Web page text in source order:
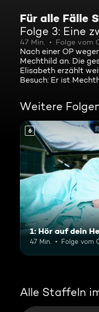
Für alle Fälle
Folge 3: Eine
47 Min. Folge vom
Nach einer OP
Mechthild an. Die
Elisabeth erzählt
Besuch: Er ist
Weitere
6
1: Hör auf dein
47 Min. Folge vom
Alle Staffeln